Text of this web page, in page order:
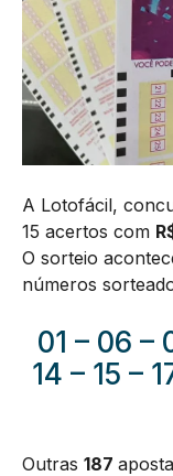
A Lotofácil,
15 acertos com
O sorteio
números
01 – 06 –
14 – 15 –
Outras 187